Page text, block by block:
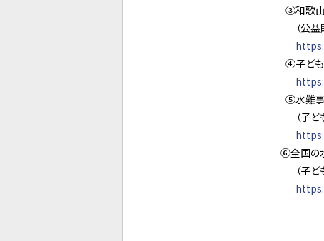
③和歌山の
（公益財
④子どもの
⑤水難事故
（子ども
⑥全国の水
（子ども